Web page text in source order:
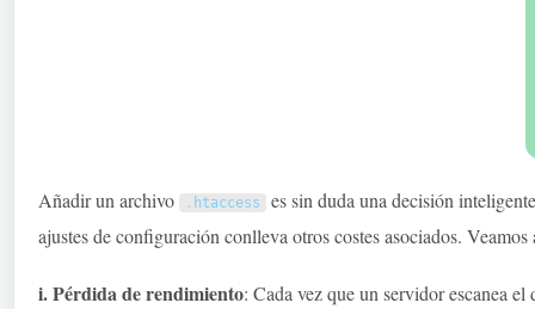
Añadir un archivo . htaccess es sin duda una decisión
ajustes de configuración conlleva otros costes asociados.
i. Pérdida de rendimiento: Cada vez que un servidor escanea